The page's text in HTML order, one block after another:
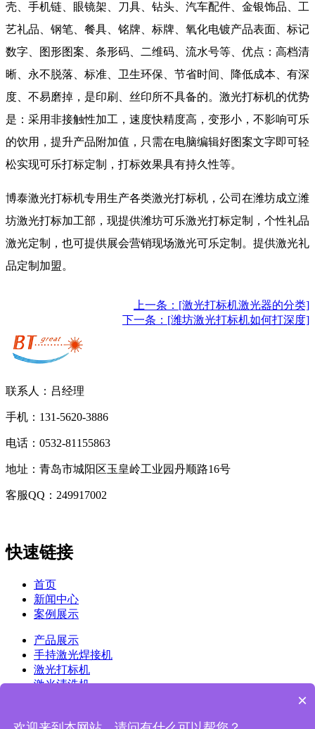
壳、手机链、眼镜架、刀具、钻头、汽车配件、金银饰品、工
艺礼品、钢笔、餐具、铭牌、标牌、氧化电镀产品表面、标记
数字、图形图案、条形码、二维码、流水号等、优点：高档清
晰、永不脱落、标准、卫生环保、节省时间、降低成本、有深
度、不易磨掉，是印刷、丝印所不具备的。激光打标机的优势
是：采用非接触性加工，速度快精度高，变形小，不影响可乐
的饮用，提升产品附加值，只需在电脑编辑好图案文字即可轻
松实现可乐打标定制，打标效果具有持久性等。
博泰激光打标机专用生产各类激光打标机，公司在潍坊成立潍
坊激光打标加工部，现提供潍坊可乐激光打标定制，个性礼品
激光定制，也可提供展会营销现场激光可乐定制。提供激光礼
品定制加盟。
上一条：[激光打标机激光器的分类]
下一条：[潍坊激光打标机如何打深度]
联系人：吕经理
手机：131-5620-3886
电话：0532-81155863
地址：青岛市城阳区玉皇岭工业园丹顺路16号
客服QQ：249917002
快速链接
首页
新闻中心
案例展示
产品展示
手持激光焊接机
激光打标机
激光清洗机
关于我们
×